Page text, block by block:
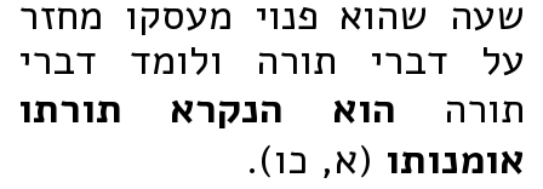
שעה שהוא פנוי מעסקו מחזר
על דברי תורה ולומד דברי
תורה הוא הנקרא תורתו
אומנותו (א, כו).